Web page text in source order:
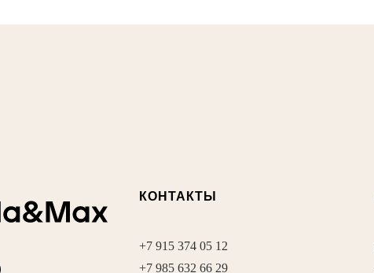
КОНТАКТЫ
+7 915 374 05 12
+7 985 632 66 29